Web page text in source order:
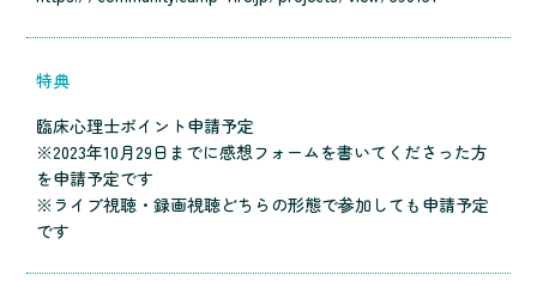
特典
臨床心理士ポイント申請予定
※2023年10月29日までに感想フォームを書いてくださった方
を申請予定です
※ライブ視聴・録画視聴どちらの形態で参加しても申請予定
です